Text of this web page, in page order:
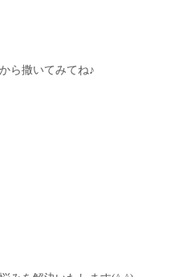
ら撒いてみてね♪